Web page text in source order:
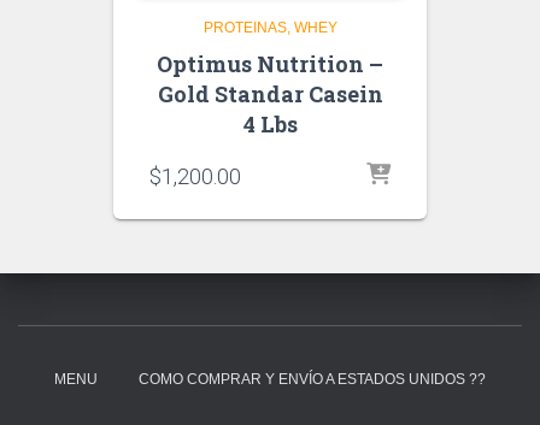
PROTEINAS WHEY
Optimus Nutrition –
Gold Standar Casein
4 Lbs
$1,200.00
MENU COMO COMPRAR Y ENVÍO A ESTADOS UNIDOS ??